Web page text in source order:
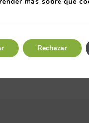
industrias,
Rechazar